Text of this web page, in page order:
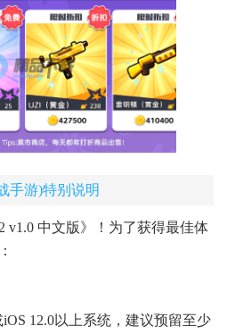
手游)特别说明
v1.0 中文版》！为了获得最佳体
12.0以上系统，建议预留至少